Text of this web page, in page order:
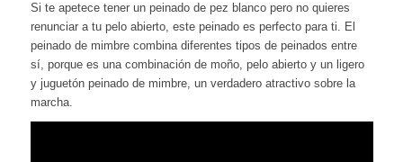
Si te apetece tener un peinado de pez blanco pero no quieres
renunciar a tu pelo abierto, este peinado es perfecto para ti. El
peinado de mimbre combina diferentes tipos de peinados entre
sí, porque es una combinación de moño, pelo abierto y un ligero
y juguetón peinado de mimbre, un verdadero atractivo sobre la
marcha.